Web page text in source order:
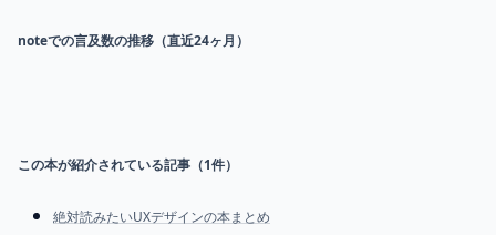
noteでの言及数の推移（直近24ヶ月）
この本が紹介されている記事（1件）
絶対読みたいUXデザインの本まとめ